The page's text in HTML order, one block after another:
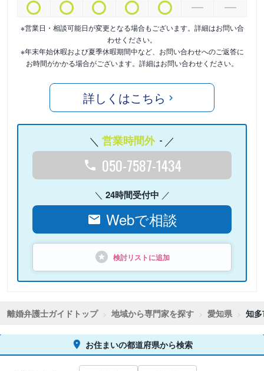
※営業日・相談可能日が変更となる場合もございます。詳細はお問い合
わせください。
※年末年始休暇および夏季休暇期間中など、お問い合わせへのご返答に
お時間がかかる場合がございます。詳細はお問い合わせください。
詳しくはこちら
営業時間外 -
050-7587-1434
24時間受付中
Webで相談
検討リストに追加
離婚弁護士ガイドトップ 地域から専門家を探す 愛知県 知
お住まいの都道府県から検索